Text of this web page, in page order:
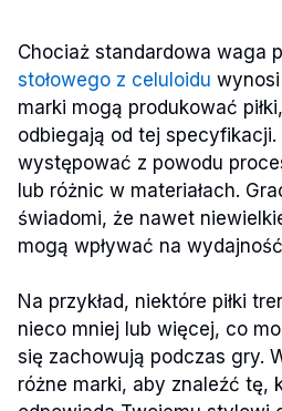
Chociaż standardowa waga
stołowego z celuloidu
marki mogą produkować
odbiegają od tej specyfikacji.
występować z powodu
lub różnic w materiałach.
świadomi, że nawet
mogą wpływać na
Na przykład, niektóre piłki
nieco mniej lub więcej, co
się zachowują podczas gry.
różne marki, aby znaleźć tę,